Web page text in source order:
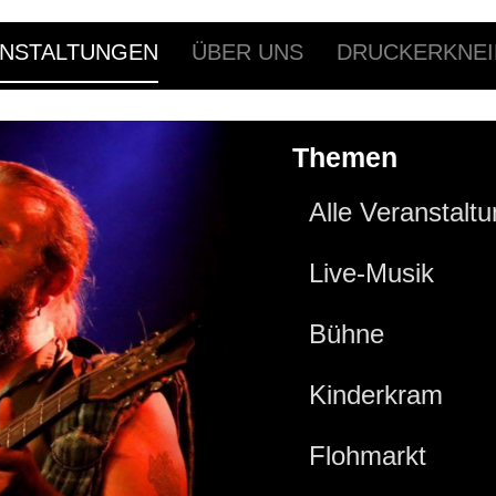
ÜBER UNS
Themen
Alle
Live-Musik
Bühne
Kinderkram
Flohmarkt